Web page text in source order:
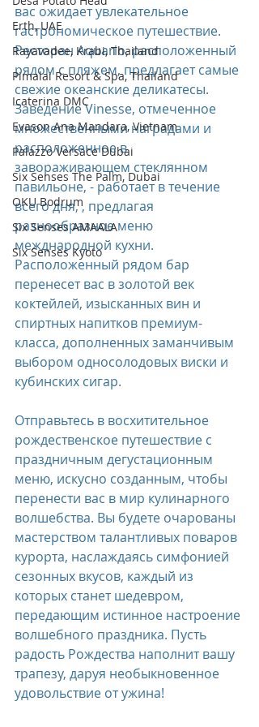
Erth, UAE
Rayavadee, Krabi, Thailand
Pimalai Resort & Spa, Thailand
Icaterina DMC
Evason Ana Mandara, Vietnam
Palazzo Versace Dubai
Six Senses The Palm, Dubai
OKU Bodrum
Six Senses AMAALA
Six Senses Kyoto
вас ожидает увлекательное
гастрономическое путешествие.
Ресторан Aquario, расположенный
рядом с пляжем, предлагает самые
свежие океанские деликатесы.
Заведение Vinesse, отмеченное
множественными наградами и
расположенное в
завораживающем стеклянном
павильоне, - работает в течение
всего дня, , предлагая
разнообразное меню
межднародной кухни.
Расположенный рядом бар
перенесет вас в золотой век
коктейлей, изысканных вин и
спиртных напитков премиум-
класса, дополненных заманчивым
выбором односолодовых виски и
кубинских сигар.
Отправьтесь в восхитительное
рождественское путешествие с
праздничным дегустационным
меню, искусно созданным, чтобы
перенести вас в мир кулинарного
волшебства. Вы будете очарованы
мастерством талантливых поваров
курорта, наслаждаясь симфонией
сезонных вкусов, каждый из
которых станет шедевром,
передающим истинное настроение
волшебного праздника. Пусть
радость Рождества наполнит вашу
трапезу, даруя необыкновенное
удовольствие от ужина!